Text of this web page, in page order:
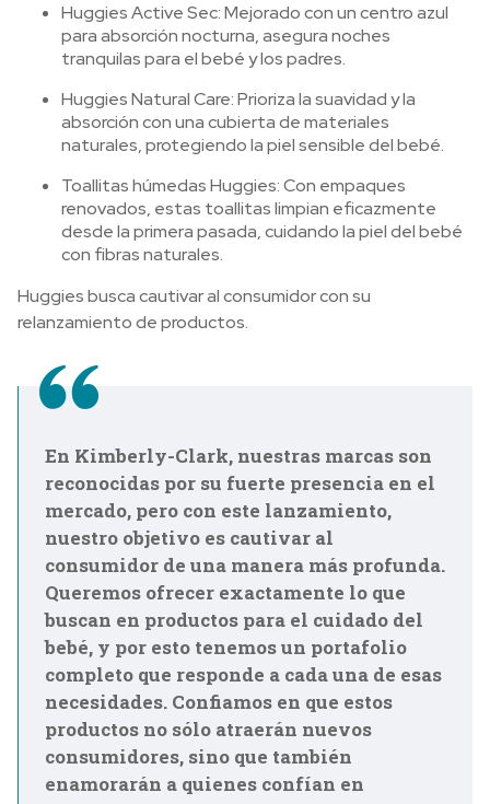
Huggies Active Sec: Mejorado con un centro azul
para absorción nocturna, asegura noches
tranquilas para el bebé y los padres.
Huggies Natural Care: Prioriza la suavidad y la
absorción con una cubierta de materiales
naturales, protegiendo la piel sensible del bebé.
Toallitas húmedas Huggies: Con empaques
renovados, estas toallitas limpian eficazmente
desde la primera pasada, cuidando la piel del bebé
con fibras naturales.
Huggies busca cautivar al consumidor con su
relanzamiento de productos.
En Kimberly-Clark, nuestras marcas son
reconocidas por su fuerte presencia en el
mercado, pero con este lanzamiento,
nuestro objetivo es cautivar al
consumidor de una manera más profunda.
Queremos ofrecer exactamente lo que
buscan en productos para el cuidado del
bebé, y por esto tenemos un portafolio
completo que responde a cada una de esas
necesidades. Confiamos en que estos
productos no sólo atraerán nuevos
consumidores, sino que también
enamorarán a quienes confían en